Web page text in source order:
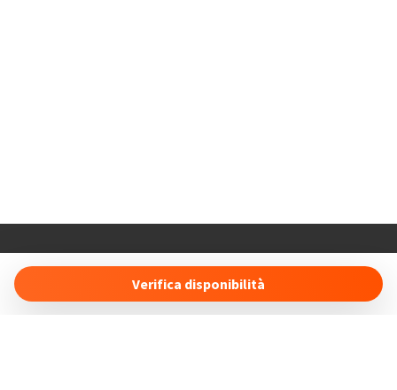
Verifica disponibilità
Holiday Properties
16 Duncan Court Anson Drive
SO19 8RS Southampton (UK)